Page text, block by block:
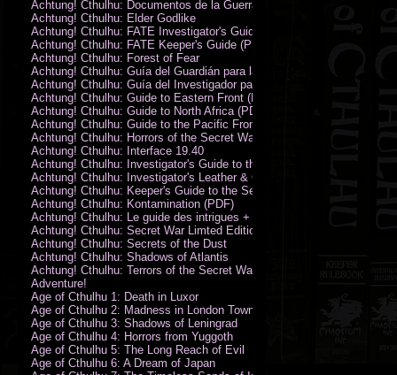
Achtung! Cthulhu: Documentos de la Guerra Secreta
Achtung! Cthulhu: Elder Godlike
Achtung! Cthulhu: FATE Investigator's Guide (PDF)
Achtung! Cthulhu: FATE Keeper's Guide (PDF)
Achtung! Cthulhu: Forest of Fear
Achtung! Cthulhu: Guía del Guardián para la Guerra Secreta
Achtung! Cthulhu: Guía del Investigador para la Guerra Secreta
Achtung! Cthulhu: Guide to Eastern Front (PDF)
Achtung! Cthulhu: Guide to North Africa (PDF)
Achtung! Cthulhu: Guide to the Pacific Front
Achtung! Cthulhu: Horrors of the Secret War
Achtung! Cthulhu: Interface 19.40
Achtung! Cthulhu: Investigator's Guide to the Secret War
Achtung! Cthulhu: Investigator's Leather & Canvas Bag
Achtung! Cthulhu: Keeper's Guide to the Secret War
Achtung! Cthulhu: Kontamination (PDF)
Achtung! Cthulhu: Le guide des intrigues + ecran
Achtung! Cthulhu: Secret War Limted Edition Book
Achtung! Cthulhu: Secrets of the Dust
Achtung! Cthulhu: Shadows of Atlantis
Achtung! Cthulhu: Terrors of the Secret War
Adventure!
Age of Cthulhu 1: Death in Luxor
Age of Cthulhu 2: Madness in London Town
Age of Cthulhu 3: Shadows of Leningrad
Age of Cthulhu 4: Horrors from Yuggoth
Age of Cthulhu 5: The Long Reach of Evil
Age of Cthulhu 6: A Dream of Japan